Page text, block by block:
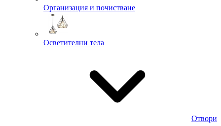
Организация и почистване
Осветителни тела
Отвори